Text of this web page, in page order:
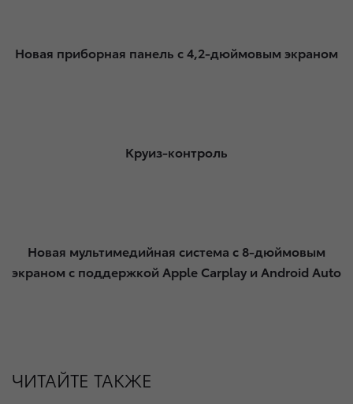
Новая приборная панель с 4,2-дюймовым экраном​
Круиз-контроль​
Новая мультимедийная система с 8-дюймовым
экраном с поддержкой Apple Carplay и Android Auto​
ЧИТАЙТЕ ТАКЖЕ